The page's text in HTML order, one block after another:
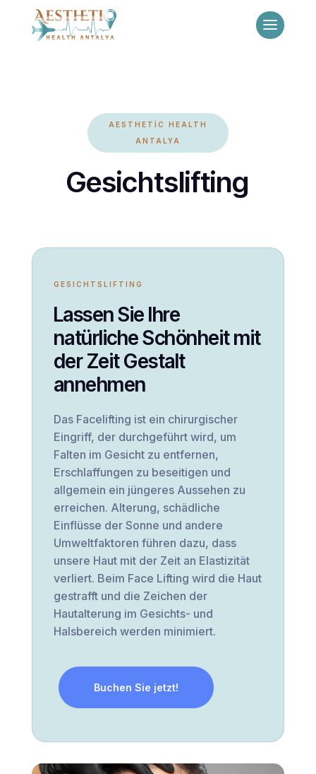
AESTHETİC HEALTH
ANTALYA
Gesichtslifting
GESICHTSLIFTING
Lassen Sie Ihre
natürliche Schönheit mit
der Zeit Gestalt
annehmen
Das Facelifting ist ein chirurgischer
Eingriff, der durchgeführt wird, um
Falten im Gesicht zu entfernen,
Erschlaffungen zu beseitigen und
allgemein ein jüngeres Aussehen zu
erreichen. Alterung, schädliche
Einflüsse der Sonne und andere
Umweltfaktoren führen dazu, dass
unsere Haut mit der Zeit an Elastizität
verliert. Beim Face Lifting wird die Haut
gestrafft und die Zeichen der
Hautalterung im Gesichts- und
Halsbereich werden minimiert.
Buchen Sie jetzt!